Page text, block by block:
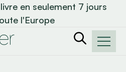
en seulement 7 jours
l'Europe